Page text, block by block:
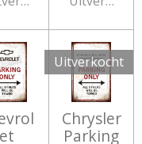
et
Uitverkocht
Chrysler
Parking